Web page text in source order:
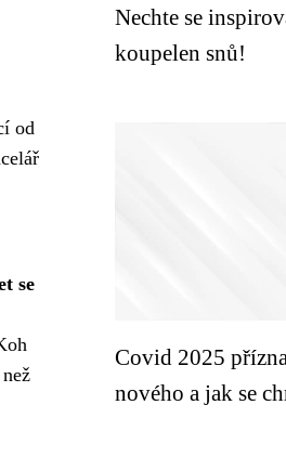
od
se
Nechte se
koupelen snů!
Covid 2025
nového a jak se